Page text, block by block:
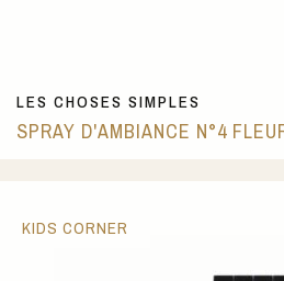
LES CHOSES SIMPLES
SPRAY D'AMBIANCE N°4
KIDS CORNER